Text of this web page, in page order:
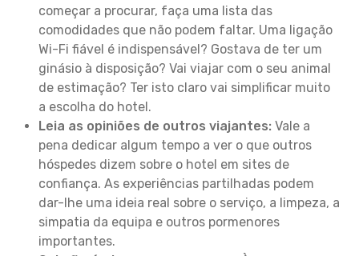
começar a procurar, faça uma lista das
comodidades que não podem faltar. Uma ligação
Wi-Fi fiável é indispensável? Gostava de ter um
ginásio à disposição? Vai viajar com o seu animal
de estimação? Ter isto claro vai simplificar muito
a escolha do hotel.
Leia as opiniões de outros viajantes: Vale a
pena dedicar algum tempo a ver o que outros
hóspedes dizem sobre o hotel em sites de
confiança. As experiências partilhadas podem
dar-lhe uma ideia real sobre o serviço, a limpeza, a
simpatia da equipa e outros pormenores
importantes.